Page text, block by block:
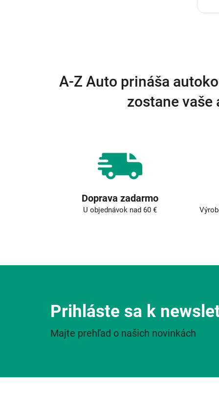
A-Z Auto prináša
zostane
Doprava zadarmo
U objednávok nad 60 €
Prihláste sa k
Majte prehľad o našich novinkách